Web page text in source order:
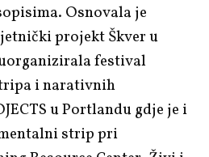
Osnovala je
projekt Škver u
festival
i narativnih
u Portlandu gdje je i
strip pri